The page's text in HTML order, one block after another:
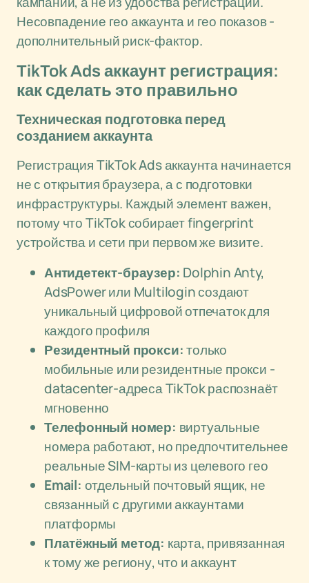
Несовпадение гео аккаунта и гео показов -
дополнительный риск-фактор.
TikTok Ads аккаунт регистрация:
как сделать это правильно
Техническая подготовка перед
созданием аккаунта
Регистрация TikTok Ads аккаунта начинается
не с открытия браузера, а с подготовки
инфраструктуры. Каждый элемент важен,
потому что TikTok собирает fingerprint
устройства и сети при первом же визите.
Антидетект-браузер: Dolphin Anty,
AdsPower или Multilogin создают
уникальный цифровой отпечаток для
каждого профиля
Резидентный прокси:только
мобильные или резидентные прокси -
datacenter-адреса TikTok распознаёт
мгновенно
Телефонный номер: виртуальные
номера работают, но предпочтительнее
реальные SIM-карты из целевого гео
Email: отдельный почтовый ящик, не
связанный с другими аккаунтами
платформы
Платёжный метод: карта, привязанная
к тому же региону, что и аккаунт